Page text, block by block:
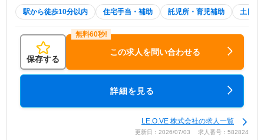
駅から徒歩10分以内 住宅手当・補助 託児所・育児補助 土日祝
保存する
この求人を問い合わせる
詳細を見る
LE.O.VE 株式会社の求人一覧
更新日：2026/07/03 求人番号：582824